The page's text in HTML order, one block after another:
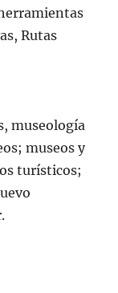
Rutas
museología
museos y
turísticos;